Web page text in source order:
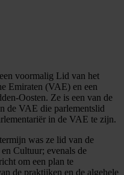
voormalig Lid van het
Emiraten (VAE) en een
Oosten. Ze is een van de
de VAE die parlementslid
in de VAE te zijn.
was ze lid van de
Cultuur; evenals de
om een plan te
de praktijken en de algehele